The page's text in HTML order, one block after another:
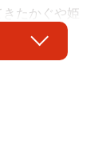
たかぐや姫
月見バーガ
和版〟の竹取